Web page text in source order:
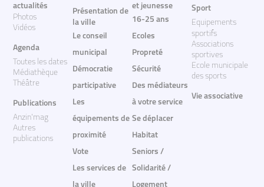
actualités
Photos
Vidéos
Agenda
Toutes les dates
Médiathèque
Théâtre
Publications
Anzin'mag
Autres
publications
Présentation de
la ville
Le conseil
municipal
Démocratie
participative
Les
équipements de
proximité
Vote
Les services de
la ville
et jeunesse
16-25 ans
Ecoles
Propreté
Sécurité
Des médiateurs
à votre service
Se déplacer
Habitat
Seniors /
Solidarité /
Logement
Sport
Equipements
sportifs
Associations
sportives
Ecole municipale
des sports
Vie associative